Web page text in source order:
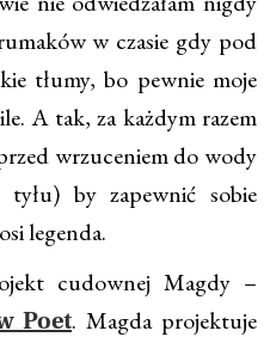
w czasie gdy pod
tłumy, bo pewnie moje
A tak, za każdym razem
wrzuceniem do wody
by zapewnić sobie
legenda.
cudownej Magdy –
Poet. Magda projektuje